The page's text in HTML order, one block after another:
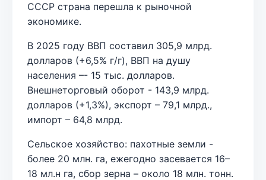
СССР страна перешла к рыночной
экономике.
В 2025 году ВВП составил 305,9 млрд.
долларов (+6,5% г/г), ВВП на душу
населения –- 15 тыс. долларов.
Внешнеторговый оборот - 143,9 млрд.
долларов (+1,3%), экспорт – 79,1 млрд.,
импорт – 64,8 млрд.
Сельское хозяйство: пахотные земли -
более 20 млн. га, ежегодно засевается 16–
18 мл.н га, сбор зерна – около 18 млн. тонн.